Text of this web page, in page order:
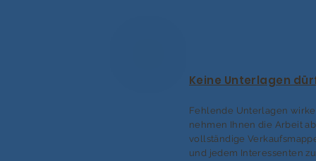
Keine Unterlagen
Fehlende Unterlagen
nehmen Ihnen die Arbeit
vollständige
und jedem Interessenten